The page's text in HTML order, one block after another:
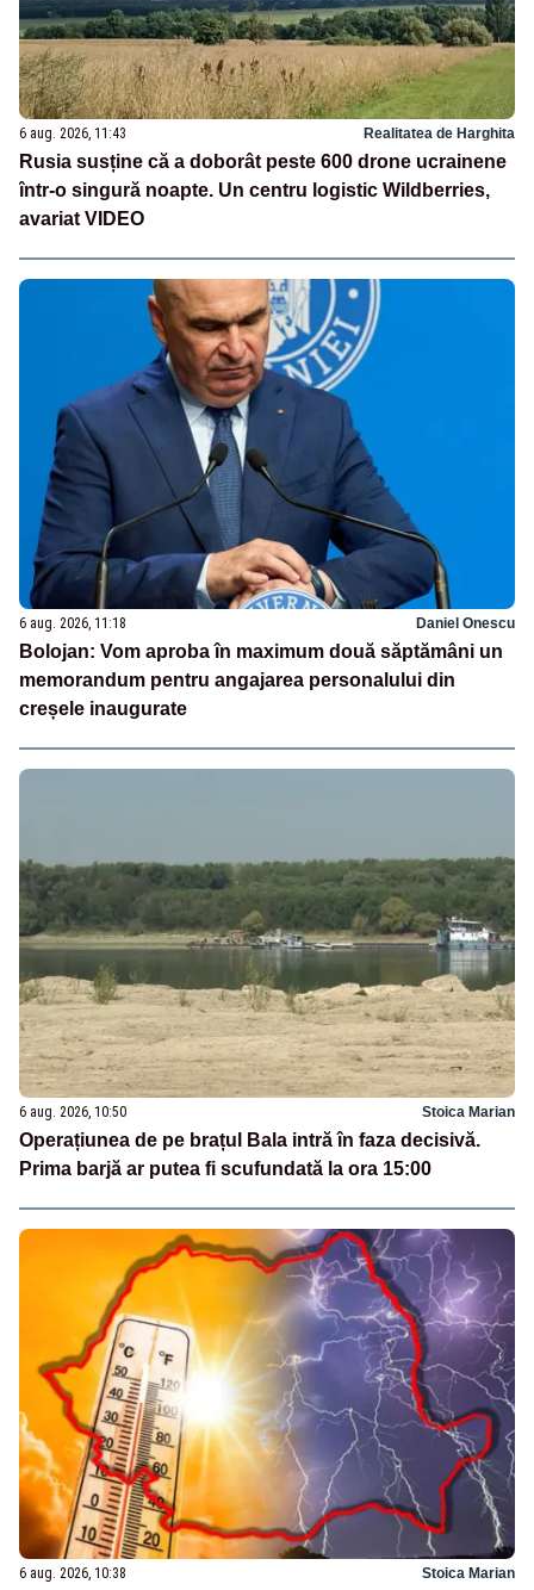
6 aug. 2026, 11:43 Realitatea de Harghita
Rusia susține că a doborât peste 600 drone ucrainene
într-o singură noapte. Un centru logistic Wildberries,
avariat VIDEO
6 aug. 2026, 11:18 Daniel Onescu
Bolojan: Vom aproba în maximum două săptămâni un
memorandum pentru angajarea personalului din
creșele inaugurate
6 aug. 2026, 10:50 Stoica Marian
Operațiunea de pe brațul Bala intră în faza decisivă.
Prima barjă ar putea fi scufundată la ora 15:00
6 aug. 2026, 10:38 Stoica Marian